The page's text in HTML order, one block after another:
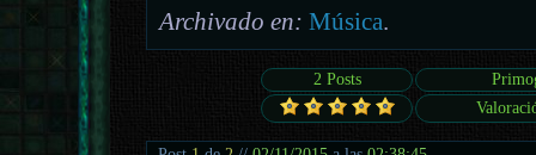
Archivado en: Música.
2 Posts